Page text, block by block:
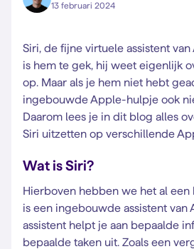
13 februari 2024
Siri, de fijne virtuele assistent
is hem te gek, hij weet eigenlijk
op. Maar als je hem niet hebt
ingebouwde Apple-hulpje ook
Daarom lees je in dit blog alles
Siri uitzetten op verschillende
Wat is Siri?
Hierboven hebben we het al een
is een ingebouwde assistent van
assistent helpt je aan bepaalde
bepaalde taken uit. Zoals een